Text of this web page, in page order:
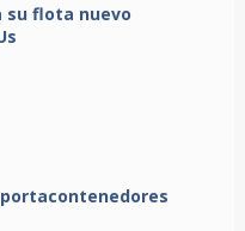
su flota nuevo